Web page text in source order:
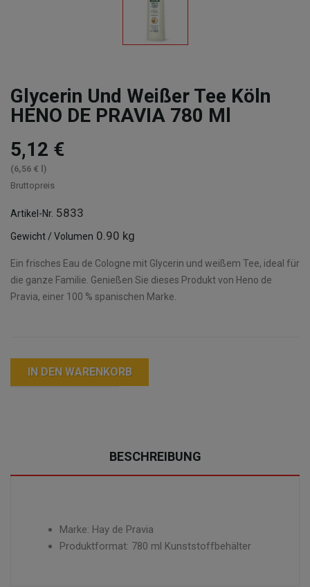
Glycerin Und Weißer Tee Köln
HENO DE PRAVIA 780 Ml
5,12 €
(6,56 € l)
Bruttopreis
Artikel-Nr. 5833
Gewicht / Volumen 0.90 kg
Ein frisches Eau de Cologne mit Glycerin und weißem Tee, ideal für
die ganze Familie. Genießen Sie dieses Produkt von Heno de
Pravia, einer 100 % spanischen Marke.
IN DEN WARENKORB
BESCHREIBUNG
Marke: Hay de Pravia
Produktformat: 780 ml Kunststoffbehälter